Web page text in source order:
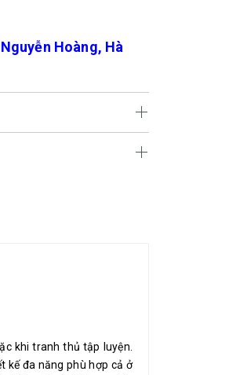
Hoàng, Hà
khi tranh thủ tập luyện.
kế đa năng phù hợp cả ở